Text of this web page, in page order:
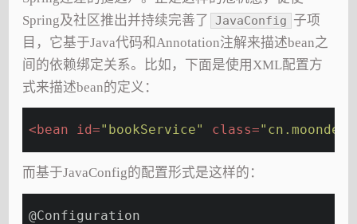
Spring及社区推出并持续完善了 JavaConfig 子项
目，它基于Java代码和Annotation注解来描述bean之
间的依赖绑定关系。比如，下面是使用XML配置方
式来描述bean的定义：
< bean id="bookService" class=
而基于JavaConfig的配置形式是这样的：
@Configuration